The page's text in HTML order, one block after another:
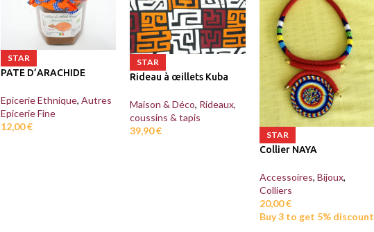
STAR
PATE D’ARACHIDE
Epicerie Ethnique, Autres
Epicerie Fine
12,00€
STAR
Rideau à œillets Kuba
Maison & Déco, Rideaux,
coussins & tapis
39,90€ STAR
Collier NAYA
Accessoires, Bijoux,
Colliers
20,00€
Buy 3 to get 5% discount